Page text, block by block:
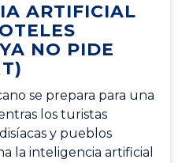
ARTIFICIAL
NO PIDE
se prepara para una
los turistas
y pueblos
la inteligencia artificial